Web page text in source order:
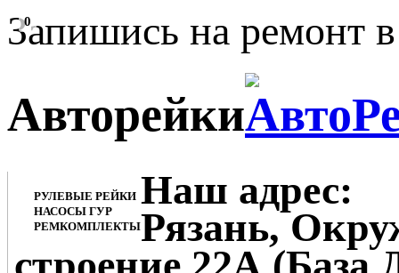
Запишись на ремонт
Авторейки
РУЛЕВЫЕ РЕЙКИ
НАСОСЫ ГУР
РЕМКОМПЛЕКТЫ
Наш адрес:
Рязань,
0